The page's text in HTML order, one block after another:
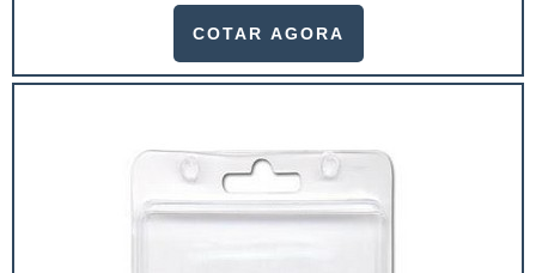
um investimento necessário para quem está no
extremamente competitivo, assim, as embalagens
COTAR AGORA